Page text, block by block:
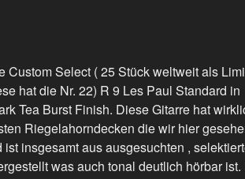
Custom Select ( 25 Stück weltweit als
hat die Nr. 22) R 9 Les Paul Standard in
Tea Burst Finish. Diese Gitarre hat
Riegelahorndecken die wir hier
ist insgesamt aus ausgesuchten ,
was auch tonal deutlich hörbar ist.